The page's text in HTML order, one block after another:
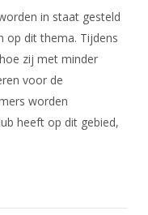
in staat gesteld
op dit thema. Tijdens
zij met minder
voor de
worden
heeft op dit gebied,